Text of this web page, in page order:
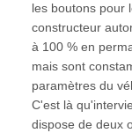
les boutons pour
constructeur
à 100 % en
mais sont
paramètres du
C'est là
dispose de deux